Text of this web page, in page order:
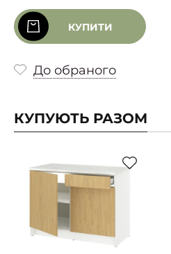
КУПИТИ
До обраного
КУПУЮТЬ РАЗОМ